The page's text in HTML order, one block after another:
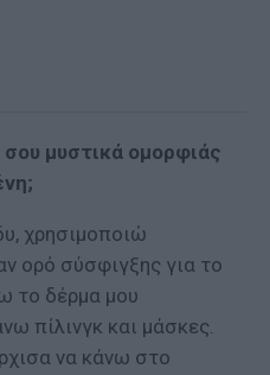
σου μυστικά ομορφιάς
χρησιμοποιώ
ορό σύσφιγξης για το
το δέρμα μου
πίλινγκ και μάσκες.
να κάνω στο